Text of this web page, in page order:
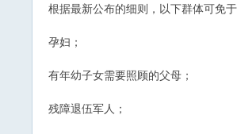
根据最新公布的细则，以下群体可免
孕妇；
有年幼子女需要照顾的父母；
残障退伍军人；